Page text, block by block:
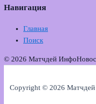
Навигация
Главная
Поиск
© 2026 Матчдей Инфо
Copyright © 2026